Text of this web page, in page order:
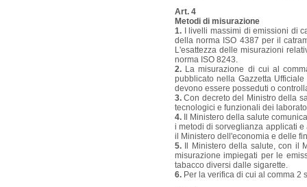
Art. 4
Metodi di misurazione
1. I livelli massimi di emissioni di
della norma ISO 4387 per il
L'esattezza delle misurazioni
norma ISO 8243.
2. La misurazione di cui al
pubblicato nella Gazzetta
devono essere posseduti o
3. Con decreto del Ministro della
tecnologici e funzionali dei
4. Il Ministero della salute
i metodi di sorveglianza applicati
il Ministero dell'economia e delle
5. Il Ministero della salute, con il
misurazione impiegati per le
tabacco diversi dalle sigarette.
6. Per la verifica di cui al comma